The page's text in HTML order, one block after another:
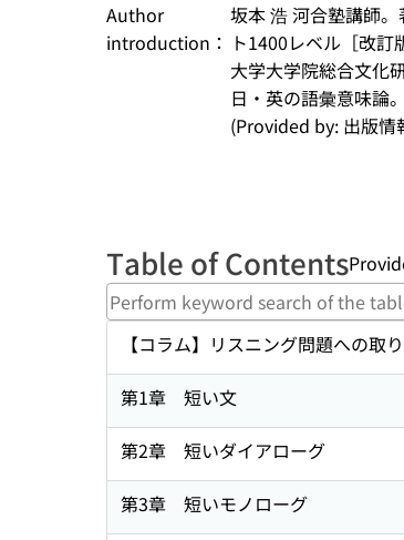
Author
introduction：
坂本 浩 河合塾講師
ト1400レベル［改
大学大学院総合文化
日・英の語彙意味論。
(Provided by: 出版情
Table of Contents
【コラム】リスニング問題への取
第1章 短い文
第2章 短いダイアローグ
第3章 短いモノローグ